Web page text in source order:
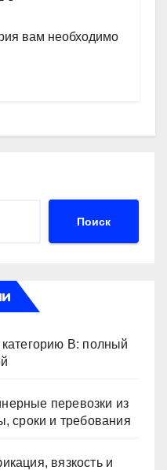
и
вам необходимо
Поиск
В: полный
перевозки из
сроки и требования
вязкость и